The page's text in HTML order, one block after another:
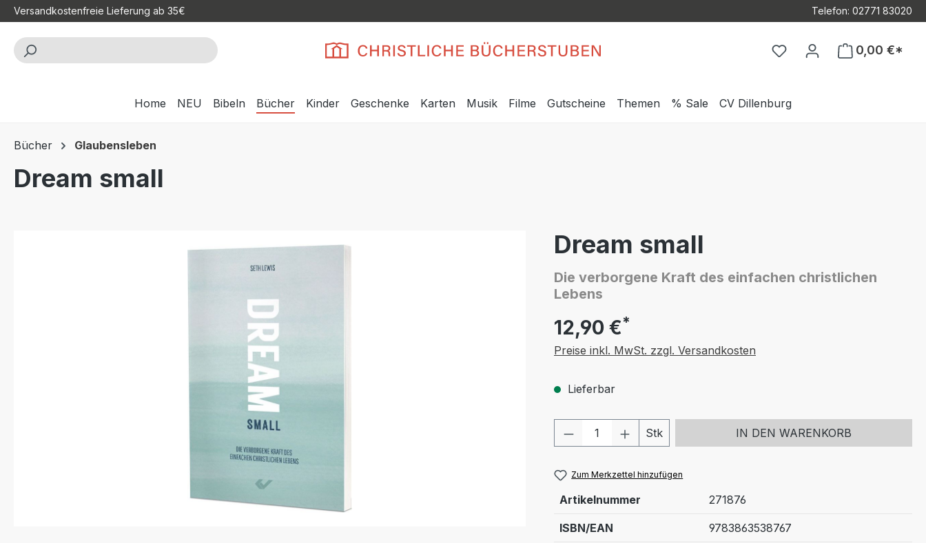
Hauptinhalt springen
Zur Suche springen
Zur Hauptnavigation springen
Versandkostenfreie Lieferung ab 35€ Telefon: 02771 83020
Du hast 0 Produkte auf
0,00 €*
Home NEU Bibeln Bücher Kinder Geschenke Karten Musik Filme Gutscheine Themen % Sale CV Dillenburg
Bücher Glaubensleben
Dream small
Dream small
Die verborgene Kraft des einfachen christlichen
Lebens
12,90 €*
Preise inkl. MwSt. zzgl. Versandkosten
Lieferbar
Produkt Anzahl: Gib den gewünschten Wert
Stk IN DEN WARENKORB
Zum Merkzettel hinzufügen
Artikelnummer 271876
ISBN/EAN 9783863538767